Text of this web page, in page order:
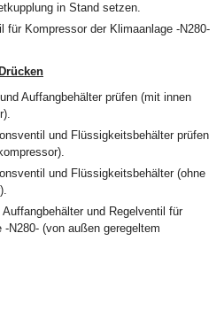
in Stand setzen.
für Kompressor der Klimaanlage -N280-
Auffangbehälter prüfen (mit innen
und Flüssigkeitsbehälter prüfen
und Flüssigkeitsbehälter (ohne
und Regelventil für
N280- (von außen geregeltem